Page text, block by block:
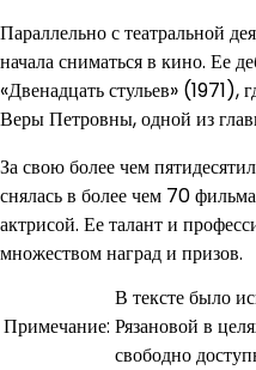
Параллельно с театральной
начала сниматься в кино. Ее
«Двенадцать стульев» (1971),
Веры Петровны, одной из
За свою более чем
снялась в более чем 70
актрисой. Ее талант и
множеством наград и призов.
Примечание:
В тексте было
Рязановой в
свободно